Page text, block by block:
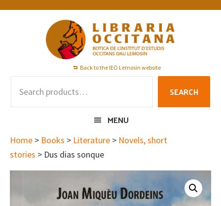
Skip
Skip
Skip
Back to the IEO Lemosin website
SEARCH
MENU
Home > Books > Literature > Novels, short
stories > Dus dias sonque